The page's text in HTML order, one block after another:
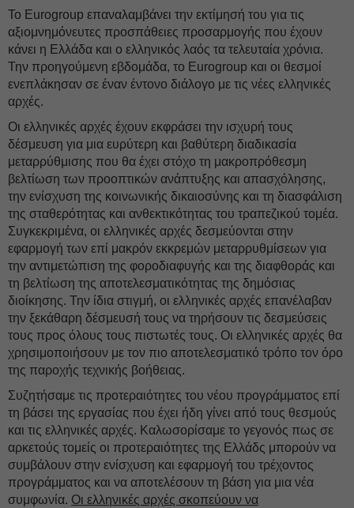
Το Eurogroup επαναλαμβάνει την εκτίμησή του για τις
αξιομνημόνευτες προσπάθειες προσαρμογής που έχουν
κάνει η Ελλάδα και ο ελληνικός λαός τα τελευταία χρόνια.
Την προηγούμενη εβδομάδα, το Eurogroup και οι θεσμοί
ενεπλάκησαν σε έναν έντονο διάλογο με τις νέες ελληνικές
αρχές.
Οι ελληνικές αρχές έχουν εκφράσει την ισχυρή τους
δέσμευση για μια ευρύτερη και βαθύτερη διαδικασία
μεταρρύθμισης που θα έχει στόχο τη μακροπρόθεσμη
βελτίωση των προοπτικών ανάπτυξης και απασχόλησης,
την ενίσχυση της κοινωνικής δικαιοσύνης και τη διασφάλιση
της σταθερότητας και ανθεκτικότητας του τραπεζικού τομέα.
Συγκεκριμένα, οι ελληνικές αρχές δεσμεύονται στην
εφαρμογή των επί μακρόν εκκρεμών μεταρρυθμίσεων για
την αντιμετώπιση της φοροδιαφυγής και της διαφθοράς και
τη βελτίωση της αποτελεσματικότητας της δημόσιας
διοίκησης. Την ίδια στιγμή, οι ελληνικές αρχές επανέλαβαν
την ξεκάθαρη δέσμευσή τους να τηρήσουν τις δεσμεύσεις
τους προς όλους τους πιστωτές τους. Οι ελληνικές αρχές θα
χρησιμοποιήσουν με τον πιο αποτελεσματικό τρόπο τον όρο
της παροχής τεχνικής βοήθειας.
Συζητήσαμε τις προτεραιότητες του νέου προγράμματος επί
τη βάσει της εργασίας που έχει ήδη γίνει από τους θεσμούς
και τις ελληνικές αρχές. Καλωσορίσαμε το γεγονός πως σε
αρκετούς τομείς οι προτεραιότητες της Ελλάδς μπορούν να
συμβάλουν στην ενίσχυση και εφαρμογή του τρέχοντος
προγράμματος και να αποτελέσουν τη βάση για μια νέα
συμφωνία. Οι ελληνικές αρχές σκοπεύουν να